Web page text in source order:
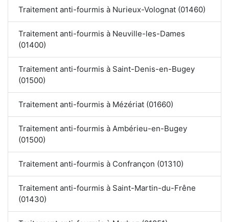
Traitement anti-fourmis à Nurieux-Volognat (01460)
Traitement anti-fourmis à Neuville-les-Dames
(01400)
Traitement anti-fourmis à Saint-Denis-en-Bugey
(01500)
Traitement anti-fourmis à Mézériat (01660)
Traitement anti-fourmis à Ambérieu-en-Bugey
(01500)
Traitement anti-fourmis à Confrançon (01310)
Traitement anti-fourmis à Saint-Martin-du-Frêne
(01430)